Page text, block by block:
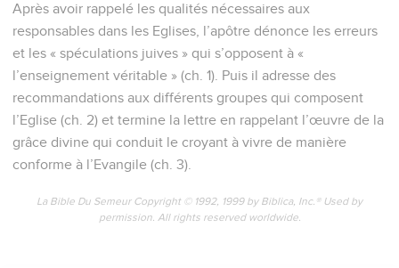
Après avoir rappelé les qualités nécessaires aux
responsables dans les Eglises, l’apôtre dénonce les erreurs
et les « spéculations juives » qui s’opposent à «
l’enseignement véritable » (ch. 1). Puis il adresse des
recommandations aux différents groupes qui composent
l’Eglise (ch. 2) et termine la lettre en rappelant l’œuvre de la
grâce divine qui conduit le croyant à vivre de manière
conforme à l’Evangile (ch. 3).
La Bible Du Semeur Copyright © 1992, 1999 by Biblica, Inc.® Used by
permission. All rights reserved worldwide.